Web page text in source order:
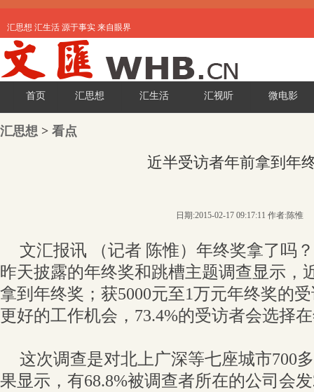
汇思想 汇生活 源于事实 来自眼界
首页 汇思想 汇生活 汇视听 微电影
汇思想 > 看点
近半受访者年前拿到年
日期:2015-02-17 09:17:11 作者:陈惟
文汇报讯 （记者 陈惟）年终奖拿了吗
昨天披露的年终奖和跳槽主题调查显示，
拿到年终奖；获5000元至1万元年终奖的
更好的工作机会，73.4%的受访者会选择
这次调查是对北上广深等七座城市700
果显示，有68.8%被调查者所在的公司会